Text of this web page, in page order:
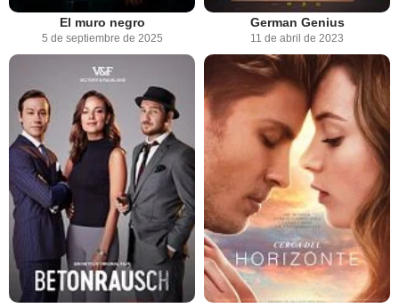
El muro negro
5 de septiembre de 2025
German Genius
11 de abril de 2023